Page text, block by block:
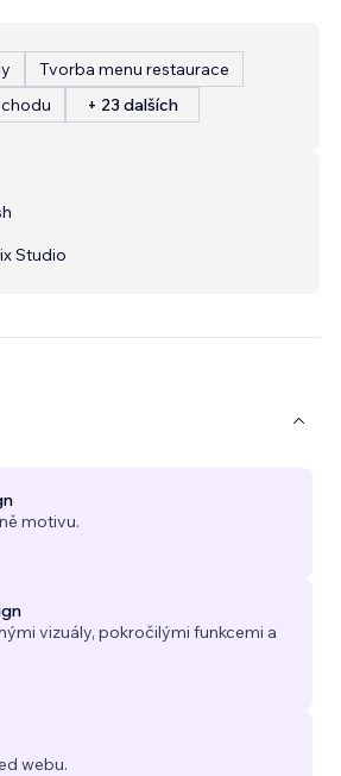
Tvorba menu restaurace
+ 23 dalších
Studio
motivu.
vizuály, pokročilými funkcemi a
webu.